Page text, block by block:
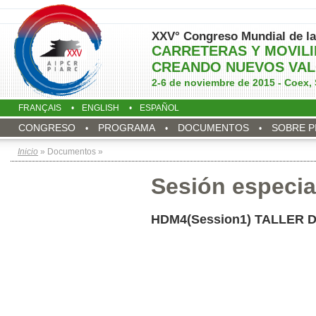
XXV° Congreso Mundial de
CARRETERAS Y
CREANDO NUEVOS
2-6 de noviembre de 2015 - Coex,
FRANÇAIS ENGLISH ESPAÑOL
CONGRESO PROGRAMA DOCUMENTOS SOBRE
Inicio » Documentos »
Sesión
HDM4(Session1) TALLER